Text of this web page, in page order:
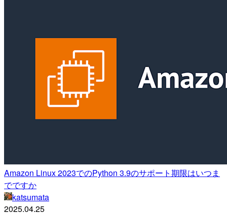
Amazon Linux 2023でのPython 3.9のサポート期限はいつま
でですか
katsumata
2025.04.25